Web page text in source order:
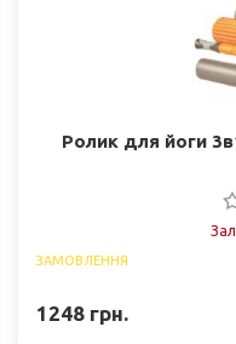
Ролик для йоги
ЗАМОВЛЕННЯ
1248 грн.